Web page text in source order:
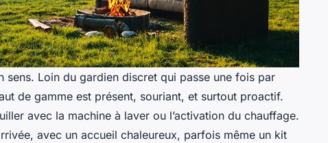
Loin du gardien discret qui passe une fois par
de gamme est présent, souriant, et surtout proactif.
avec la machine à laver ou l’activation du chauffage.
avec un accueil chaleureux, parfois même un kit